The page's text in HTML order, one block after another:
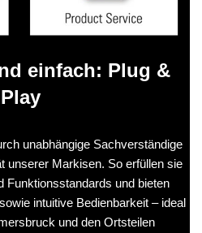
einfach: Plug &
Play
unabhängige Sachverständige
unserer Markisen. So erfüllen sie
Funktionsstandards und bieten
intuitive Bedienbarkeit – ideal
und den Ortsteilen